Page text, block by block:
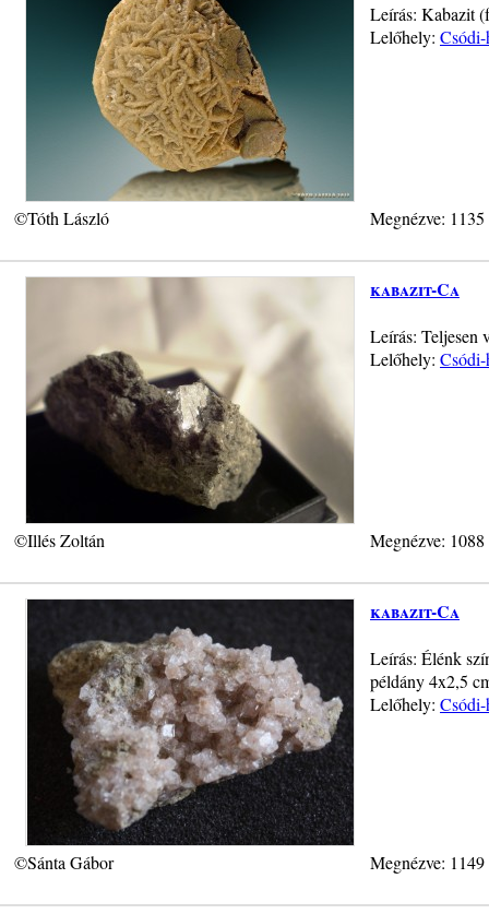
Leírás: Kabazit
Lelőhely:
©Tóth László Megnézve:
kabazit-Ca
Leírás: Teljesen
Lelőhely:
©Illés Zoltán Megnézve:
kabazit-Ca
Leírás: Élénk
példány 4x2,5
Lelőhely:
©Sánta Gábor Megnézve: